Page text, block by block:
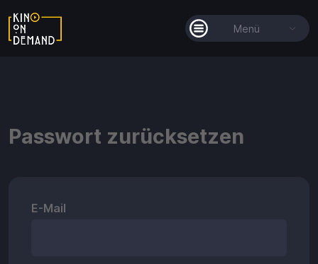
Menü
So funktioniert's
Passwort zurücksetzen
E-Mail